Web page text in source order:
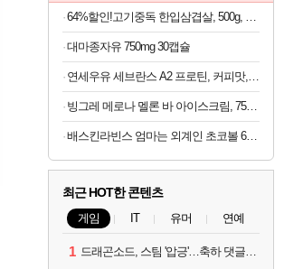
64%할인!고기중독 한입삼겹살, 500g, 4개
대마종자유 750mg 30캡슐
연세우유 세브란스 A2 프로틴, 커피맛, 190ml, 16개
빙그레 메로나 멜론 바 아이스크림, 75ml, 30개
배스킨라빈스 엄마는 외계인 초코볼 6개입 x 2봉지 (1봉지당 4,950원)
최근 HOT한 콘텐츠
게임 IT 유머 연예
1 드래곤소드, 스팀 '압긍'…축하 댓글 달고 게임 코드 받자!